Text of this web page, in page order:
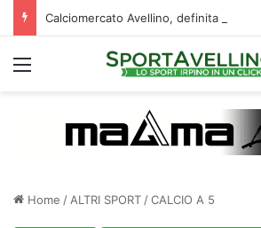
Menu
Home / ALTRI SPORT /CALCIO A 5